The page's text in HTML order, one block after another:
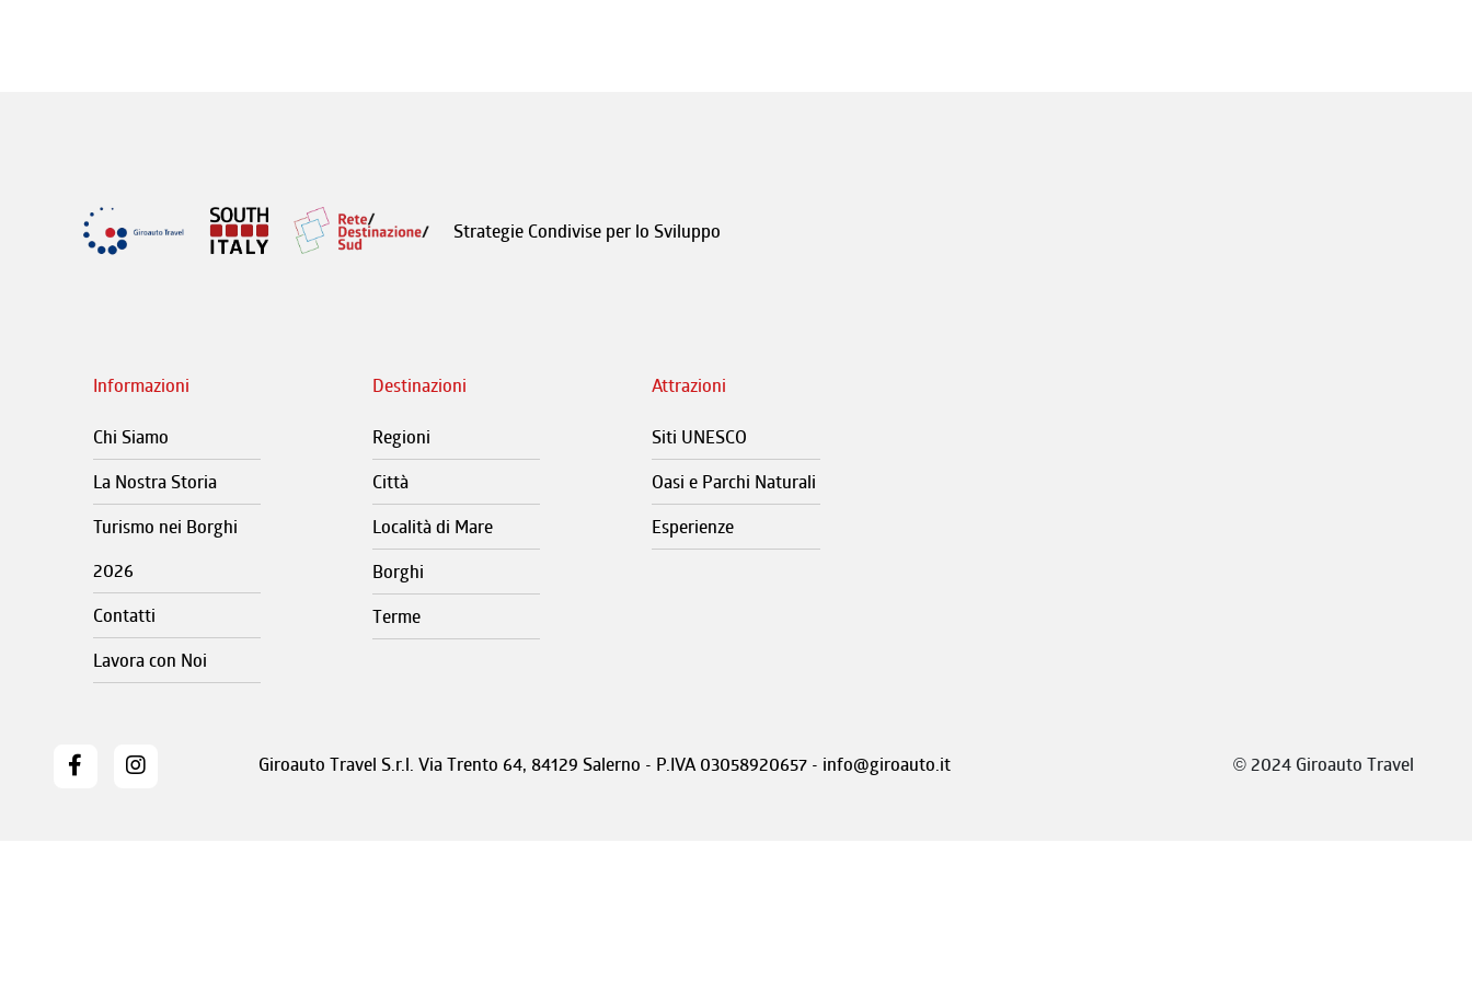
Strategie Condivise per lo Sviluppo
Informazioni
Chi Siamo
La Nostra Storia
Turismo nei Borghi
2026
Contatti
Lavora con Noi
Destinazioni
Regioni
Città
Località di Mare
Borghi
Terme
Attrazioni
Siti UNESCO
Oasi e Parchi Naturali
Esperienze
Giroauto Travel S.r.l. Via Trento 64, 84129 Salerno - P.IVA 03058920657 - info@giroauto.it ©2024 Giroauto Travel